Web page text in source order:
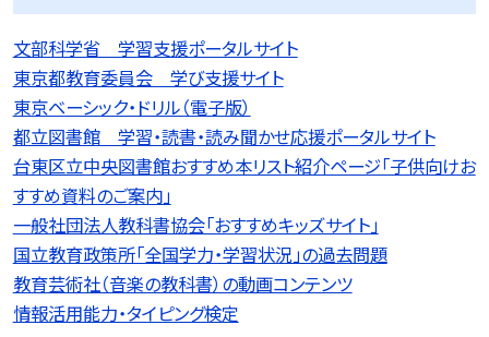
文部科学省 学習支援ポータルサイト
東京都教育委員会 学び支援サイト
東京ベーシック・ドリル（電子版）
都立図書館 学習・読書・読み聞かせ応援ポータルサイト
台東区立中央図書館おすすめ本リスト紹介ページ「子供向けお
すすめ資料のご案内」
一般社団法人教科書協会「おすすめキッズサイト」
国立教育政策所「全国学力・学習状況」の過去問題
教育芸術社（音楽の教科書）の動画コンテンツ
情報活用能力・タイピング検定